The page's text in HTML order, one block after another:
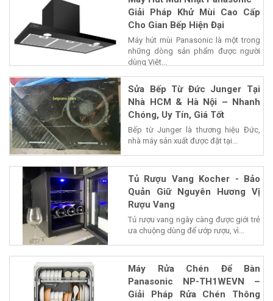
Giải Pháp Khử Mùi Cao Cấp
Cho Gian Bếp Hiện Đại
Máy hút mùi Panasonic là một trong
những dòng sản phẩm được người
dùng Việt...
Sửa Bếp Từ Đức Junger Tại
Nhà HCM & Hà Nội – Nhanh
Chóng, Uy Tín, Giá Tốt
Bếp từ Junger là thương hiệu Đức,
nhà máy sản xuất được đặt tại...
Tủ Rượu Vang Kocher - Bảo
Quản Giữ Nguyên Hương Vị
Rượu Vang
Tủ rượu vang ngày càng được giới trẻ
ưa chuộng dùng để ướp rượu, vì...
Máy Rửa Chén Để Bàn
Panasonic NP-TH1WEVN –
Giải Pháp Rửa Chén Thông